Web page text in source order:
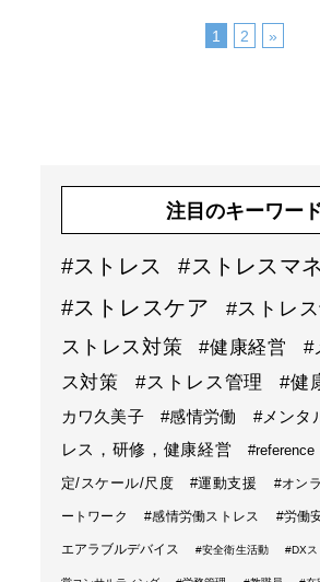
1 2 »
注目のキーワー
#ストレス
#ストレスマ
#ストレスケア
#ストレ
ストレス対策
#健康経営
#
ス対策
#ストレス管理 #健
カワ久美子
#感情労働
#メンタ
レス，研修，健康経営
#reference
定/スケール/尺度
#運動支援 #オン
ートワーク #感情労働ストレス #労働
エアラブルデバイス #安全衛生活動 #DXス